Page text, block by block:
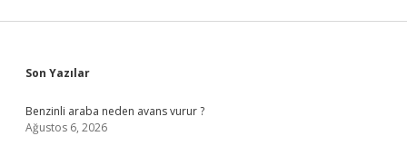
Sidebar
Son Yazılar
Benzinli araba neden avans vurur ?
Ağustos 6, 2026